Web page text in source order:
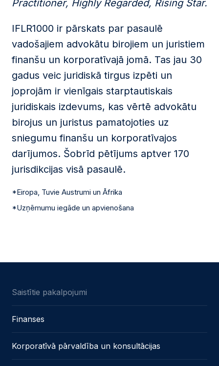
Practitioner, Highly Regarded, Rising Star.
IFLR1000 ir pārskats par pasaulē
vadošajiem advokātu birojiem un juristiem
finanšu un korporatīvajā jomā. Tas jau 30
gadus veic juridiskā tirgus izpēti un
joprojām ir vienīgais starptautiskais
juridiskais izdevums, kas vērtē advokātu
birojus un juristus pamatojoties uz
sniegumu finanšu un korporatīvajos
darījumos. Šobrīd pētījums aptver 170
jurisdikcijas visā pasaulē.
*Eiropa, Tuvie Austrumi un Āfrika
*Uzņēmumu iegāde un apvienošana
Saistītie pakalpojumi
Finanses
Korporatīvā pārvaldība un konsultācijas